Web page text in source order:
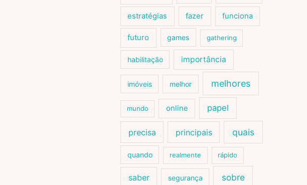
estratégias fazer funciona
futuro games gathering
habilitação importância
imóveis melhor melhores
mundo online papel
precisa principais quais
quando realmente rápido
saber segurança sobre